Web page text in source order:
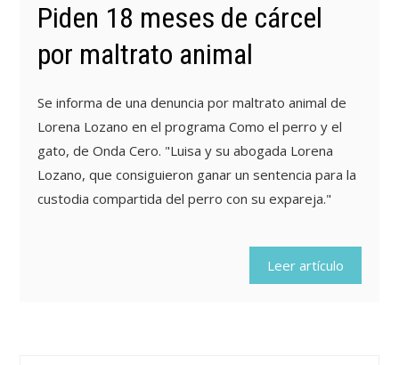
Piden 18 meses de cárcel
por maltrato animal
Se informa de una denuncia por maltrato animal de
Lorena Lozano en el programa Como el perro y el
gato, de Onda Cero. "Luisa y su abogada Lorena
Lozano, que consiguieron ganar un sentencia para la
custodia compartida del perro con su expareja."
Leer artículo